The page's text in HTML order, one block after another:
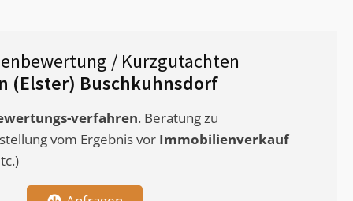
/ Kurzgutachten
(Elster) Buschkuhnsdorf
verfahren. Beratung zu
vom Ergebnis vor Immobilienverkauf